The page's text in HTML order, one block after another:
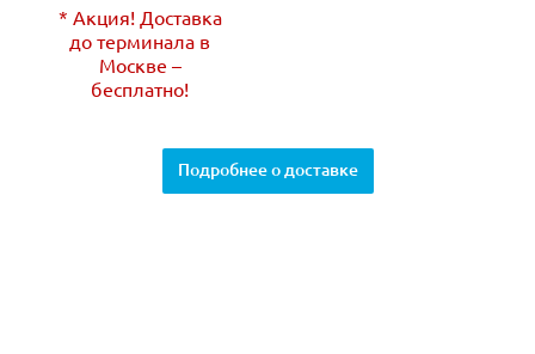
* Акция! Доставка
до терминала в
Москве –
бесплатно!
Подробнее о доставке